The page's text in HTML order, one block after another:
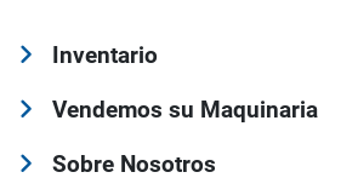
Inventario
Vendemos su Maquinaria
Sobre Nosotros